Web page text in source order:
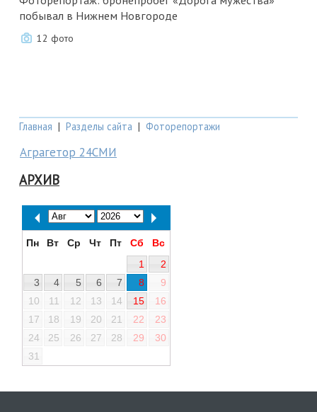
побывал в Нижнем Новгороде
12 фото
Главная | Разделы сайта | Фоторепортажи
Аграгетор 24СМИ
АРХИВ
Пн Вт Ср Чт Пт Сб
Вс
1
2
3
4 5 6 7 8
9
10
11 12 13 14 15
16
17
18 19 20 21 22
23
24
25 26 27 28 29
30
31